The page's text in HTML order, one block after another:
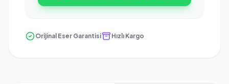
Orijinal Eser Garantisi Hızlı Kargo